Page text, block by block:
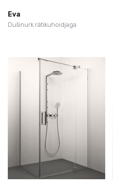
Eva
Dušinurk rätikuhoidjaga